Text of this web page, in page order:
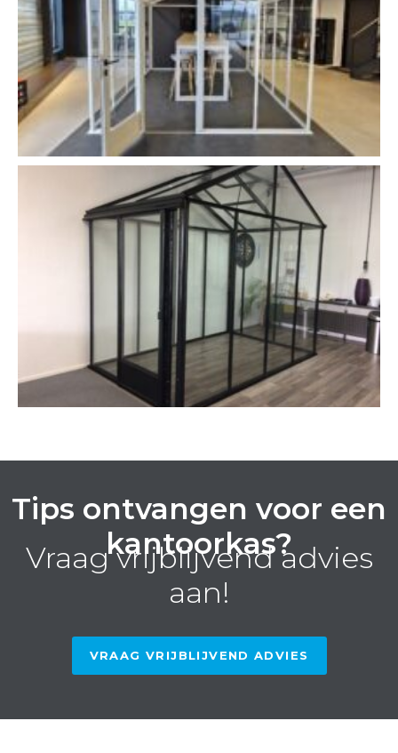
Tips ontvangen voor een
kantoorkas?
Vraag vrijblijvend advies
aan!
VRAAG VRIJBLIJVEND ADVIES